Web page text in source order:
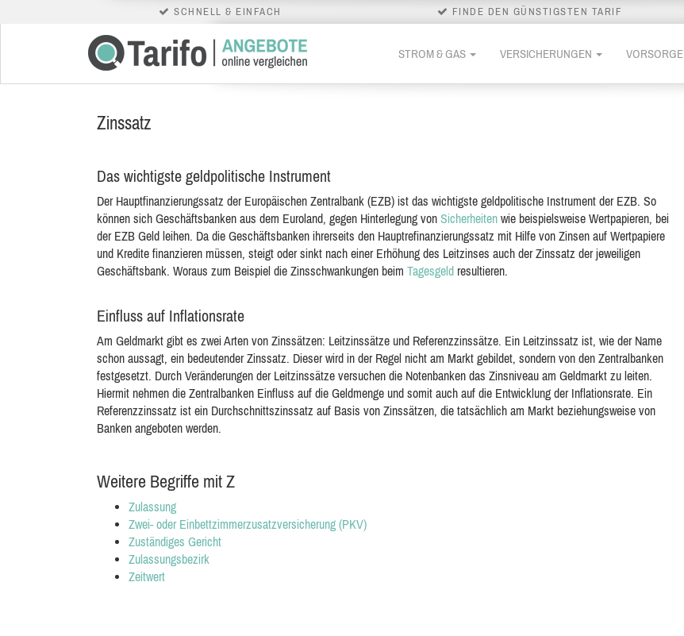
SCHNELL & EINFACH FINDE DEN GÜNSTIGSTEN TARIF
STROM & GAS VERSICHERUNGEN VORSORGE
Zinssatz
Das wichtigste geldpolitische Instrument
Der Hauptfinanzierungssatz der Europäischen Zentralbank (EZB) ist das wichtigste geldpolitische Instrument der EZB. So
können sich Geschäftsbanken aus dem Euroland, gegen Hinterlegung von Sicherheiten wie beispielsweise Wertpapieren, bei
der EZB Geld leihen. Da die Geschäftsbanken ihrerseits den Hauptrefinanzierungssatz mit Hilfe von Zinsen auf Wertpapiere
und Kredite finanzieren müssen, steigt oder sinkt nach einer Erhöhung des Leitzinses auch der Zinssatz der jeweiligen
Geschäftsbank. Woraus zum Beispiel die Zinsschwankungen beim Tagesgeld resultieren.
Einfluss auf Inflationsrate
Am Geldmarkt gibt es zwei Arten von Zinssätzen: Leitzinssätze und Referenzzinssätze. Ein Leitzinssatz ist, wie der Name
schon aussagt, ein bedeutender Zinssatz. Dieser wird in der Regel nicht am Markt gebildet, sondern von den Zentralbanken
festgesetzt. Durch Veränderungen der Leitzinssätze versuchen die Notenbanken das Zinsniveau am Geldmarkt zu leiten.
Hiermit nehmen die Zentralbanken Einfluss auf die Geldmenge und somit auch auf die Entwicklung der Inflationsrate. Ein
Referenzzinssatz ist ein Durchschnittszinssatz auf Basis von Zinssätzen, die tatsächlich am Markt beziehungsweise von
Banken angeboten werden.
Weitere Begriffe mit Z
Zulassung
Zwei- oder Einbettzimmerzusatzversicherung (PKV)
Zuständiges Gericht
Zulassungsbezirk
Zeitwert